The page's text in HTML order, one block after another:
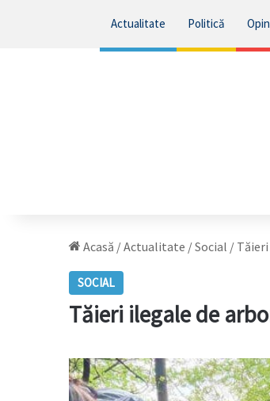
Actualitate Politică
Acasă /Actualitate /Social /
SOCIAL
Tăieri ilegale de